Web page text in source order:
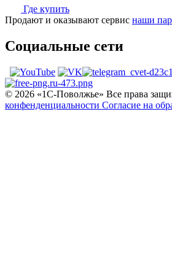
Где купить
Продают и оказывают сервис наши
Социальные сети
© 2026 «1С‑Поволжье» Все права
конфенденциальности Согласие на